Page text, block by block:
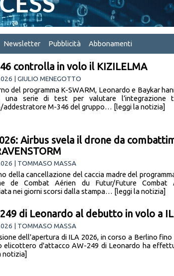
Newsletter Pubblicità Abbonamenti
controlla in volo il KIZILELMA
| GIULIO MENEGOTTO
del programma K-SWARM, Leonardo e Baykar
una serie di test per valutare l’integrazione
addestratore M-346 del gruppo… [leggi la notizia]
Airbus svela il drone da
| TOMMASO MASSA
della cancellazione del caccia madre del
de Combat Aérien du Futur/Future Combat
nei giorni scorsi dalla stampa… [leggi la notizia]
249 di Leonardo al debutto in volo a
| TOMMASO MASSA
dell'apertura di ILA 2026, in corso a Berlino fino
elicottero d'attacco AW-249 di Leonardo ha
notizia]